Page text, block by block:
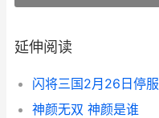
延伸阅读
闪将三国2月26日停
神颜无双 神颜是谁